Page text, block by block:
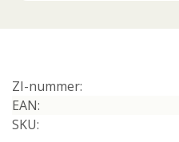
ZI-nummer:
EAN:
SKU: